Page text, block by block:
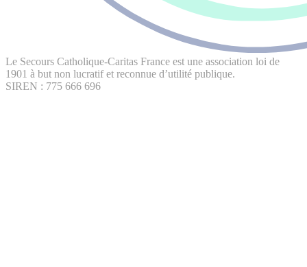
Le Secours Catholique-Caritas France est une association loi de
1901 à but non lucratif et reconnue d’utilité publique.
SIREN : 775 666 696